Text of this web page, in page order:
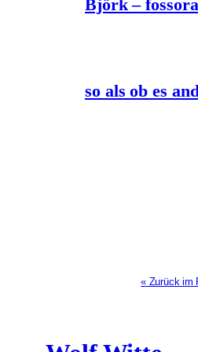
Björk – fossora
so als ob es
« Zurück im